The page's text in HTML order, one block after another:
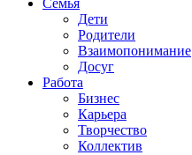
Дети
Родители
Взаимопонимание
Досуг
Работа
Бизнес
Карьера
Творчество
Коллектив